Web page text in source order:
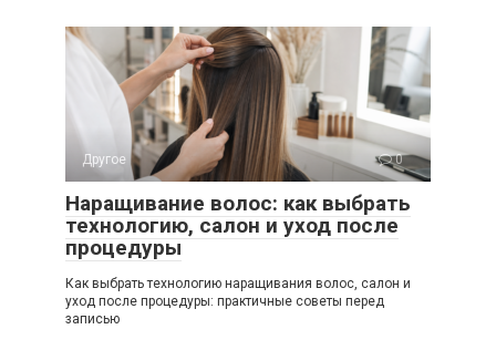
Другое 0
Наращивание волос: как выбрать
технологию, салон и уход после
процедуры
Как выбрать технологию наращивания волос, салон и
уход после процедуры: практичные советы перед
записью